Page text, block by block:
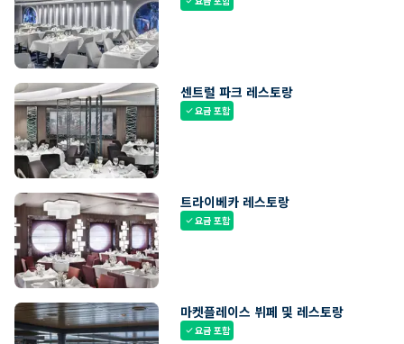
센트럴 파크 레스토랑
check요금 포함
트라이베카 레스토랑
check요금 포함
마켓플레이스 뷔페 및 레스토랑
check요금 포함